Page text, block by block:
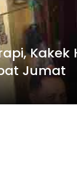
Kakek
Jumat